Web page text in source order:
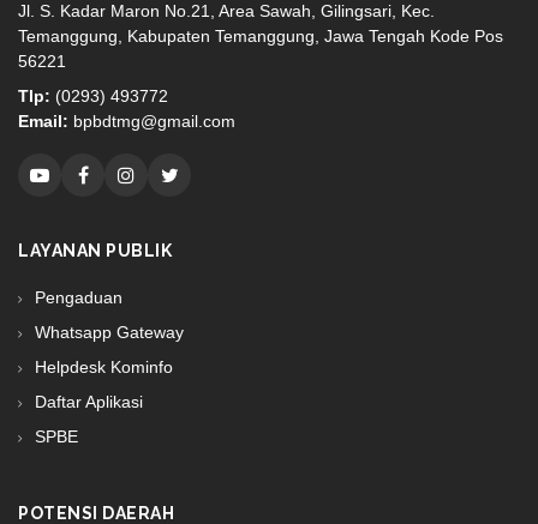
Jl. S. Kadar Maron No.21, Area Sawah, Gilingsari, Kec.
Temanggung, Kabupaten Temanggung, Jawa Tengah Kode Pos
56221
Tlp: (0293) 493772
Email: bpbdtmg@gmail.com
LAYANAN PUBLIK
Pengaduan
Whatsapp Gateway
Helpdesk Kominfo
Daftar Aplikasi
SPBE
POTENSI DAERAH